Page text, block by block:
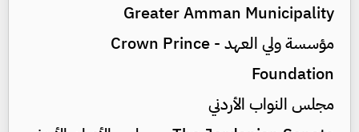
Greater Amman Municipality
مؤسسة ولي العهد - Crown Prince
Foundation
مجلس النواب الأردني